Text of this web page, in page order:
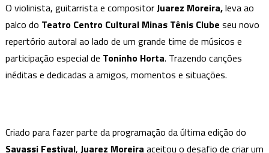
Moreira
apresenta
“Dedicatória”
–
participação
O violinista, guitarrista e compositorJuarez Moreira,leva ao
palco do Teatro Centro Cultural Minas Tênis Clube seu novo
repertório autoral ao lado de um grande time de músicos e
participação especial de Toninho Horta. Trazendo canções
inéditas e dedicadas a amigos, momentos e situações.
Criado para fazer parte da programação da última edição do
Savassi Festival, Juarez Moreira aceitou o desafio de criar um